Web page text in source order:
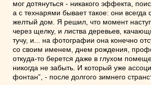
мог дотянуться - никакого эффекта,
а с технарями бывает такое: они
желтый дом. Я решил, что момент
через щелку, и листва деревьев,
тучу, и... на фотографии она конечно
со своим именем, днем рождения,
откуда-то берется даже в глухом
никогда не забыть. И который уже
фонтан”, - после долгого зимнего